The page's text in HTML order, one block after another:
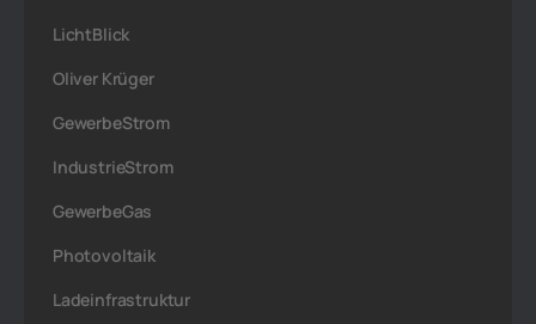
LichtBlick
Oliver Krüger
GewerbeStrom
IndustrieStrom
GewerbeGas
Photovoltaik
Ladeinfrastruktur